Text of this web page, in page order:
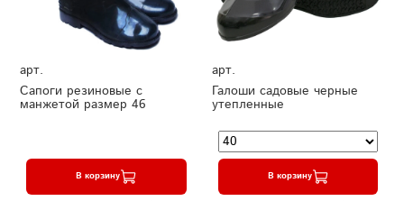
арт.
Сапоги резиновые с
манжетой размер 46
В корзину
арт.
Галоши садовые черные
утепленные
В корзину